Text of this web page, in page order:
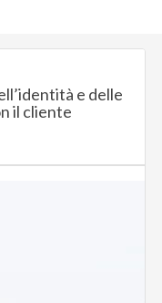
e delle
il cliente